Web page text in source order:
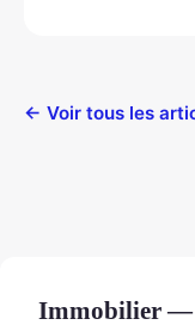
← Voir tous les
Immobilier —